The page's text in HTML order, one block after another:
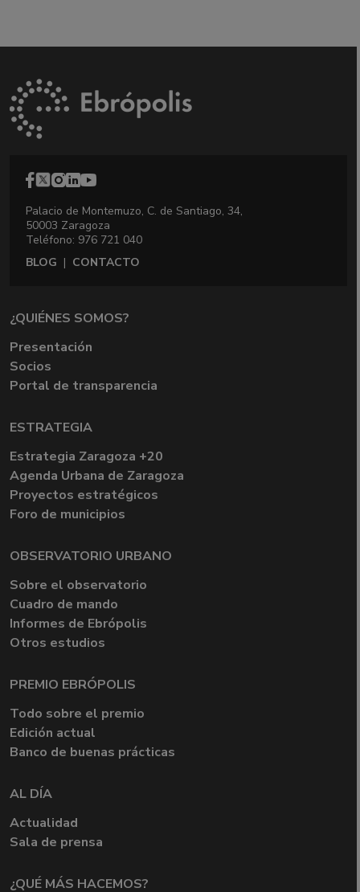
Palacio de Montemuzo, C. de Santiago, 34,
50003 Zaragoza
Teléfono: 976 721 040
BLOG | CONTACTO
¿QUIÉNES SOMOS?
Presentación
Socios
Portal de transparencia
ESTRATEGIA
Estrategia Zaragoza +20
Agenda Urbana de Zaragoza
Proyectos estratégicos
Foro de municipios
OBSERVATORIO URBANO
Sobre el observatorio
Cuadro de mando
Informes de Ebrópolis
Otros estudios
PREMIO EBRÓPOLIS
Todo sobre el premio
Edición actual
Banco de buenas prácticas
AL DÍA
Actualidad
Sala de prensa
¿QUÉ MÁS HACEMOS?